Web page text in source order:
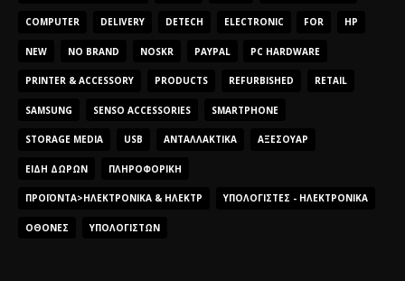
COMPUTER DELIVERY DETECH ELECTRONIC FOR HP
NEW NO BRAND NOSKR PAYPAL PC HARDWARE
PRINTER & ACCESSORY PRODUCTS REFURBISHED RETAIL
SAMSUNG SENSO ACCESSORIES SMARTPHONE
STORAGE MEDIA USB ΑΝΤΑΛΛΑΚΤΙΚΆ ΑΞΕΣΟΥΆΡ
ΕΊΔΗ ΔΏΡΩΝ ΠΛΗΡΟΦΟΡΙΚΉ
ΠΡΟΪΌΝΤΑ>ΗΛΕΚΤΡΟΝΙΚΆ & ΗΛΕΚΤΡ ΥΠΟΛΟΓΙΣΤΈΣ - ΗΛΕΚΤΡΟΝΙΚΆ
ΟΘΌΝΕΣ ΥΠΟΛΟΓΙΣΤΏΝ